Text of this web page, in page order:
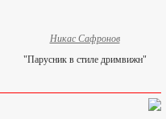
Никас Сафронов
"Парусник в стиле дримвижн"